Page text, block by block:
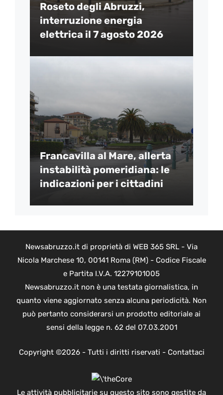
Roseto degli Abruzzi,
interruzione energia
elettrica il 7 agosto 2026
Francavilla al Mare, allerta
instabilità pomeridiana: le
indicazioni per i cittadini
Newsabruzzo.it di proprietà di WEB 365 SRL - Via
Nicola Marchese 10, 00141 Roma (RM) - Codice Fiscale
e Partita I.V.A. 12279101005
Newsabruzzo.it non è una testata giornalistica, in
quanto viene aggiornato senza alcuna periodicità. Non
può pertanto considerarsi un prodotto editoriale ai
sensi della legge n. 62 del 07.03.2001
Copyright ©2026 - Tutti i diritti riservati - Contattaci
Le attività pubblicitarie su questo sito sono gestite da